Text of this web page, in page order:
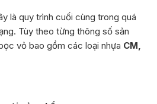
là quy trình cuối cùng trong quá
Tùy theo từng thông số sản
vỏ bao gồm các loại nhựa CM,